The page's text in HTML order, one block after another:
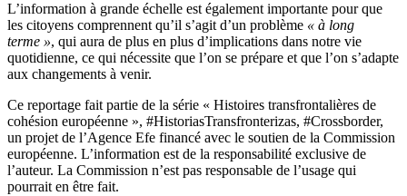
L’information à grande échelle est également importante pour que
les citoyens comprennent qu’il s’agit d’un problème « à long
terme », qui aura de plus en plus d’implications dans notre vie
quotidienne, ce qui nécessite que l’on se prépare et que l’on s’adapte
aux changements à venir.
Ce reportage fait partie de la série « Histoires transfrontalières de
cohésion européenne », #HistoriasTransfronterizas, #Crossborder,
un projet de l’Agence Efe financé avec le soutien de la Commission
européenne. L’information est de la responsabilité exclusive de
l’auteur. La Commission n’est pas responsable de l’usage qui
pourrait en être fait.